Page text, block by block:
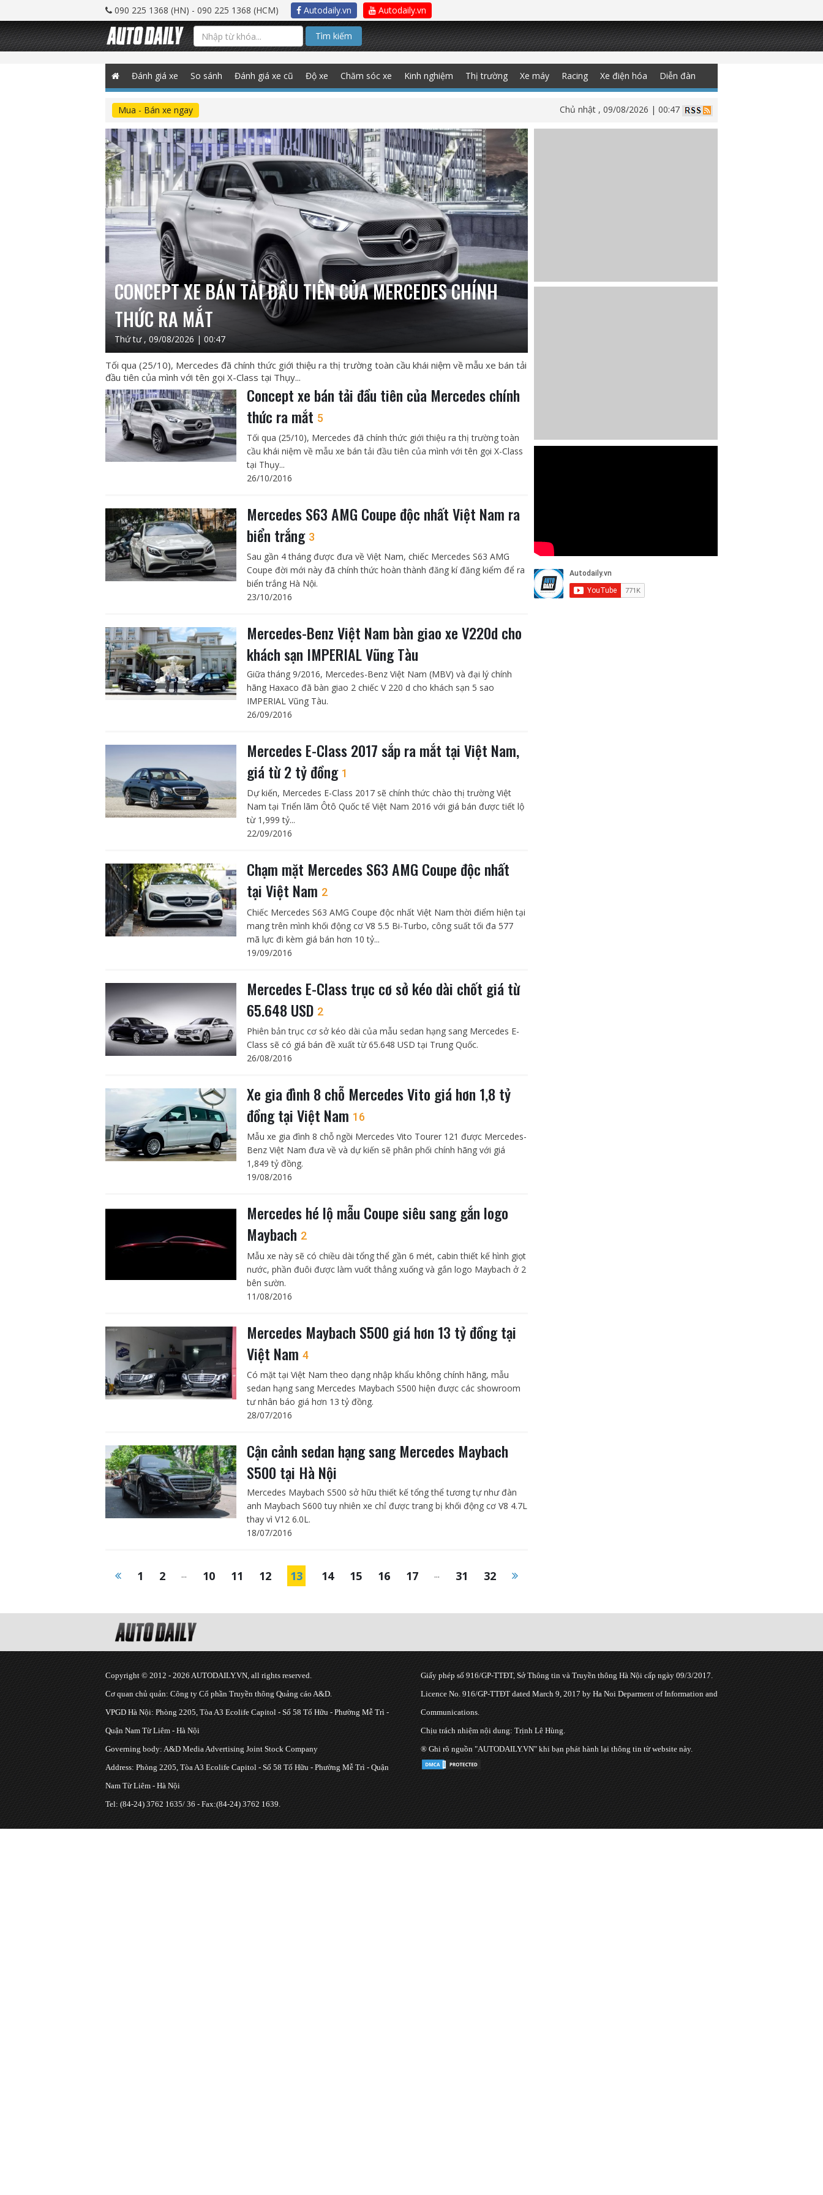
090 225 1368 (HN) - 090 225 1368 (HCM) Autodaily.vn Autodaily.vn
Tìm kiếm
Đánh giá xe So sánh Đánh giá xe cũ Độ xe Chăm sóc xe Kinh nghiệm Thị trường Xe máy Racing Xe điện hóa Diễn đàn
Mua - Bán xe ngay Chủ nhật , 09/08/2026 | 00:47
CONCEPT XE BÁN TẢI ĐẦU TIÊN CỦA MERCEDES CHÍNH
THỨC RA MẮT
Thứ tư , 09/08/2026 | 00:47
Tối qua (25/10), Mercedes đã chính thức giới thiệu ra thị trường toàn cầu khái niệm về mẫu xe bán tải
đầu tiên của mình với tên gọi X-Class tại Thụy...
Concept xe bán tải đầu tiên của Mercedes chính
thức ra mắt 5
Tối qua (25/10), Mercedes đã chính thức giới thiệu ra thị trường toàn
cầu khái niệm về mẫu xe bán tải đầu tiên của mình với tên gọi X-Class
tại Thụy...
26/10/2016
Mercedes S63 AMG Coupe độc nhất Việt Nam ra
biển trắng 3
Sau gần 4 tháng được đưa về Việt Nam, chiếc Mercedes S63 AMG
Coupe đời mới này đã chính thức hoàn thành đăng kí đăng kiểm để ra
biển trắng Hà Nội.
23/10/2016
Mercedes-Benz Việt Nam bàn giao xe V220d cho
khách sạn IMPERIAL Vũng Tàu
Giữa tháng 9/2016, Mercedes-Benz Việt Nam (MBV) và đại lý chính
hãng Haxaco đã bàn giao 2 chiếc V 220 d cho khách sạn 5 sao
IMPERIAL Vũng Tàu.
26/09/2016
Mercedes E-Class 2017 sắp ra mắt tại Việt Nam,
giá từ 2 tỷ đồng 1
Dự kiến, Mercedes E-Class 2017 sẽ chính thức chào thị trường Việt
Nam tại Triển lãm Ôtô Quốc tế Việt Nam 2016 với giá bán được tiết lộ
từ 1,999 tỷ...
22/09/2016
Chạm mặt Mercedes S63 AMG Coupe độc nhất
tại Việt Nam 2
Chiếc Mercedes S63 AMG Coupe độc nhất Việt Nam thời điểm hiện tại
mang trên mình khối động cơ V8 5.5 Bi-Turbo, công suất tối đa 577
mã lực đi kèm giá bán hơn 10 tỷ...
19/09/2016
Mercedes E-Class trục cơ sở kéo dài chốt giá từ
65.648 USD 2
Phiên bản trục cơ sở kéo dài của mẫu sedan hạng sang Mercedes E-
Class sẽ có giá bán đề xuất từ 65.648 USD tại Trung Quốc.
26/08/2016
Xe gia đình 8 chỗ Mercedes Vito giá hơn 1,8 tỷ
đồng tại Việt Nam 16
Mẫu xe gia đình 8 chỗ ngồi Mercedes Vito Tourer 121 được Mercedes-
Benz Việt Nam đưa về và dự kiến sẽ phân phối chính hãng với giá
1,849 tỷ đồng.
19/08/2016
Mercedes hé lộ mẫu Coupe siêu sang gắn logo
Maybach 2
Mẫu xe này sẽ có chiều dài tổng thể gần 6 mét, cabin thiết kế hình giọt
nước, phần đuôi được làm vuốt thẳng xuống và gắn logo Maybach ở 2
bên sườn.
11/08/2016
Mercedes Maybach S500 giá hơn 13 tỷ đồng tại
Việt Nam4
Có mặt tại Việt Nam theo dạng nhập khẩu không chính hãng, mẫu
sedan hạng sang Mercedes Maybach S500 hiện được các showroom
tư nhân báo giá hơn 13 tỷ đồng.
28/07/2016
Cận cảnh sedan hạng sang Mercedes Maybach
S500 tại Hà Nội
Mercedes Maybach S500 sở hữu thiết kế tổng thể tương tự như đàn
anh Maybach S600 tuy nhiên xe chỉ được trang bị khối động cơ V8 4.7L
thay vì V12 6.0L.
18/07/2016
1 2 ... 10 11 12 13 14 15 16 17 ... 31 32
Copyright © 2012 - 2026 AUTODAILY.VN, all rights reserved.
Cơ quan chủ quản: Công ty Cổ phần Truyền thông Quảng cáo A&D.
VPGD Hà Nội: Phòng 2205, Tòa A3 Ecolife Capitol - Số 58 Tố Hữu - Phường Mễ Trì -
Quận Nam Từ Liêm - Hà Nội
Governing body: A&D Media Advertising Joint Stock Company
Address: Phòng 2205, Tòa A3 Ecolife Capitol - Số 58 Tố Hữu - Phường Mễ Trì - Quận
Nam Từ Liêm - Hà Nội
Tel: (84-24) 3762 1635/ 36 - Fax:(84-24) 3762 1639.
Giấy phép số 916/GP-TTĐT, Sở Thông tin và Truyền thông Hà Nội cấp ngày 09/3/2017.
Licence No. 916/GP-TTĐT dated March 9, 2017 by Ha Noi Deparment of Information and
Communications.
Chịu trách nhiệm nội dung: Trịnh Lê Hùng.
® Ghi rõ nguồn "AUTODAILY.VN" khi bạn phát hành lại thông tin từ website này.